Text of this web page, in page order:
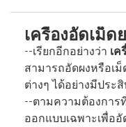
เครื่องอัดเม็
--เรียกอีกอย่างว่า เค
สามารถอัดผงหรือเ
ต่างๆ ได้อย่างมีประ
--ตามความต้องกา
ออกแบบเฉพาะเพื่ออั